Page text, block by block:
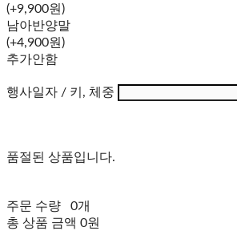
(+9,900원)
남아반양말
(+4,900원)
추가안함
행사일자 / 키, 체중
품절된 상품입니다.
주문 수량
0개
총 상품 금액 0원